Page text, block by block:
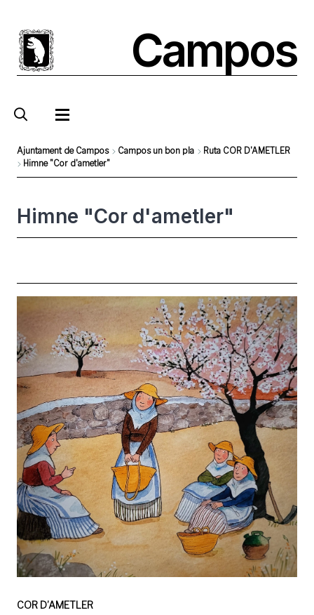
contenido
principal
Campos
Sobrescribir
de
ayuda
la
navegación
Ajuntament de Campos Campos un bon pla
Ruta COR D'AMETLER
Himne "Cor d'ametler"
Himne "Cor d'ametler"
COR D’AMETLER